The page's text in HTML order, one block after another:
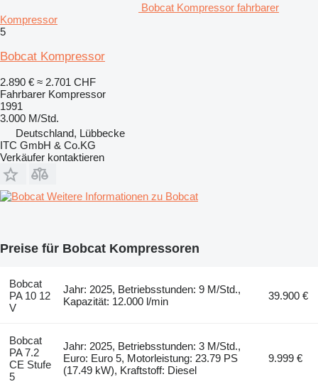
Bobcat Kompressor fahrbarer
Kompressor
5
Bobcat Kompressor
2.890 € ≈ 2.701 CHF
Fahrbarer Kompressor
1991
3.000 M/Std.
Deutschland, Lübbecke
ITC GmbH & Co.KG
Verkäufer kontaktieren
Weitere Informationen zu Bobcat
Preise für Bobcat Kompressoren
Bobcat
PA 10 12
V
Jahr: 2025, Betriebsstunden: 9 M/Std.,
Kapazität: 12.000 l/min
39.900 €
Bobcat
PA 7.2
CE Stufe
5
Jahr: 2025, Betriebsstunden: 3 M/Std.,
Euro: Euro 5, Motorleistung: 23.79 PS
(17.49 kW), Kraftstoff: Diesel
9.999 €